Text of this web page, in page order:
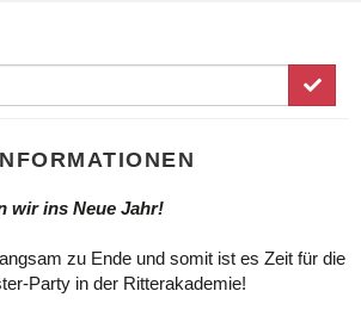
wir ins Neue Jahr!
zu Ende und somit ist es Zeit für die
Party in der Ritterakademie!